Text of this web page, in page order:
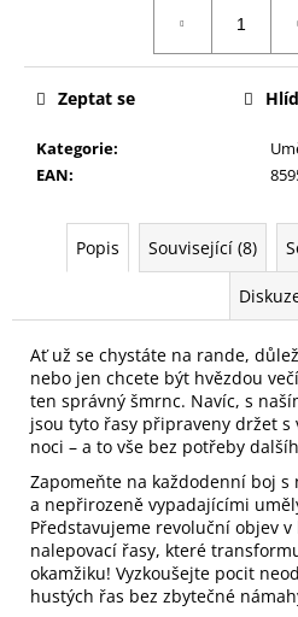
Kategorie:
EAN:
Zeptat se
Popis Související (8)
Ať už se chystáte na rande,
nebo jen chcete být hvězdou
ten správný šmrnc. Navíc, s
jsou tyto řasy připraveny držet s
noci – a to vše bez potřeby
Zapomeňte na každodenní boj
a nepřirozeně vypadajícími
Představujeme revoluční objev
nalepovací řasy, které
okamžiku! Vyzkoušejte pocit
hustých řas bez zbytečné
e
m
UMĚLÉ
NEHTY
LEPIDLO,
75
Kč